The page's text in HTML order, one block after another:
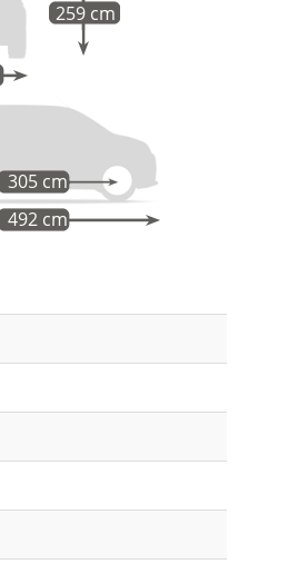
259 cm
492 cm
305 cm